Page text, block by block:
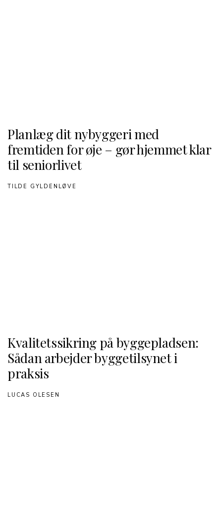
Planlæg dit nybyggeri med
fremtiden for øje – gør hjemmet klar
til seniorlivet
TILDE GYLDENLØVE
Kvalitetssikring på byggepladsen:
Sådan arbejder byggetilsynet i
praksis
LUCAS OLESEN